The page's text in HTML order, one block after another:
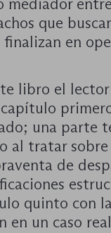
mediador
que
finalizan en
libro el
una parte
al tratar
de
quinto con
en un caso